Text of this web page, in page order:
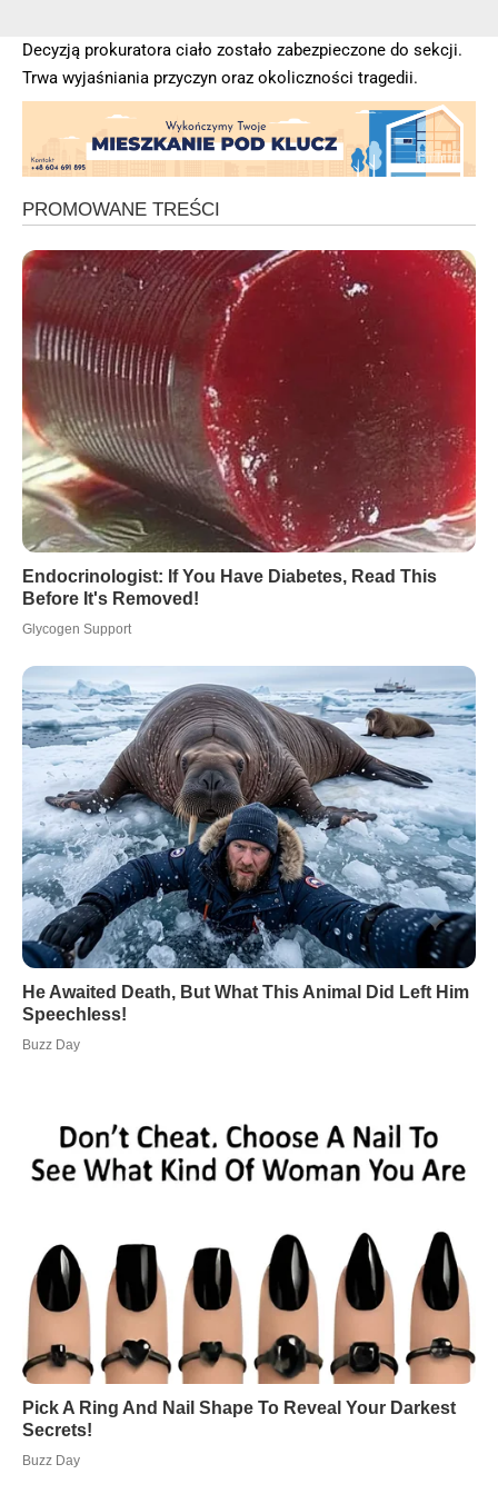
Decyzją prokuratora ciało zostało zabezpieczone do sekcji.
Trwa wyjaśniania przyczyn oraz okoliczności tragedii.